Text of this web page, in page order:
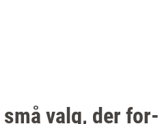
små valg, der for­